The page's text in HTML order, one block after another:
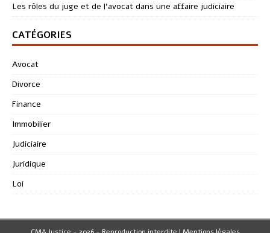
Les rôles du juge et de l’avocat dans une affaire judiciaire
CATÉGORIES
Avocat
Divorce
Finance
Immobilier
Judiciaire
Juridique
Loi